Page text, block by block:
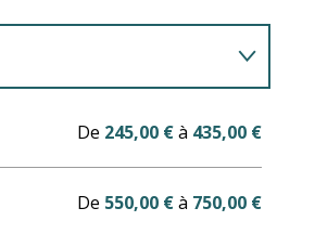
De 245,00 €à 435,00 €
De 550,00 €à 750,00 €